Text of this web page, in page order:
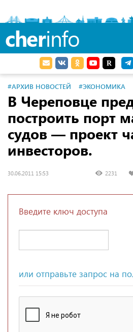
cherinfo
#АРХИВ НОВОСТЕЙ #ЭКОНОМИКА
В Череповце
построить порт
судов — проект
инвесторов.
30.06.2011 15:53 2231
Введите ключ доступа
или отправьте запрос на